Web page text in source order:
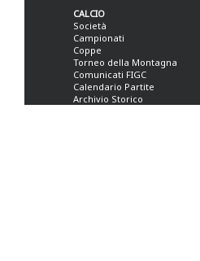
CALCIO
Società
Campionati
Coppe
Torneo della Montagna
Comunicati FIGC
Calendario Partite
Archivio Storico